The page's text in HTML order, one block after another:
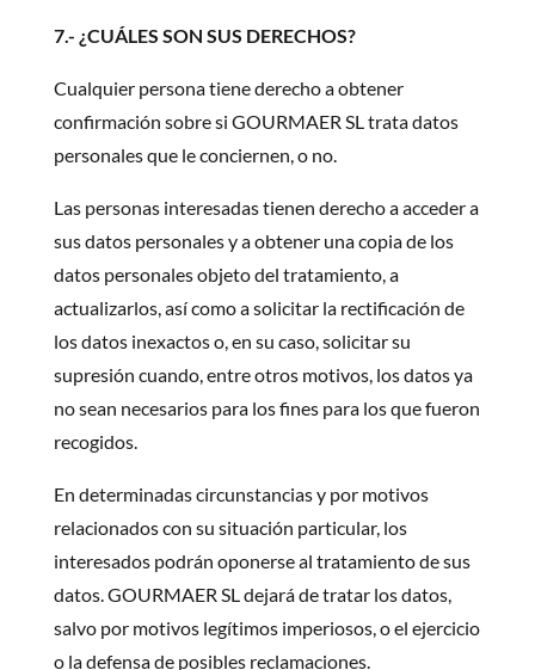
7.- ¿CUÁLES SON SUS DERECHOS?
Cualquier persona tiene derecho a obtener
confirmación sobre si GOURMAER SL trata datos
personales que le conciernen, o no.
Las personas interesadas tienen derecho a acceder a
sus datos personales y a obtener una copia de los
datos personales objeto del tratamiento, a
actualizarlos, así como a solicitar la rectificación de
los datos inexactos o, en su caso, solicitar su
supresión cuando, entre otros motivos, los datos ya
no sean necesarios para los fines para los que fueron
recogidos.
En determinadas circunstancias y por motivos
relacionados con su situación particular, los
interesados podrán oponerse al tratamiento de sus
datos. GOURMAER SL dejará de tratar los datos,
salvo por motivos legítimos imperiosos, o el ejercicio
o la defensa de posibles reclamaciones.